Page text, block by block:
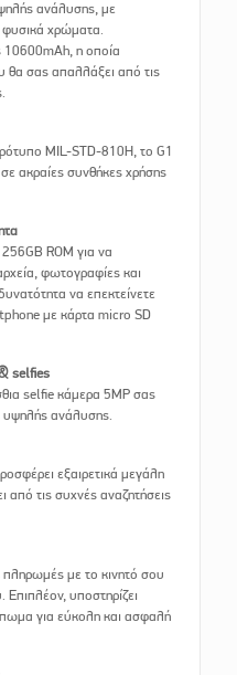
ανάλυσης, με
φυσικά χρώματα.
10600mAh, η οποία
θα σας απαλλάξει από τις
MIL-STD-810H, το G1
ακραίες συνθήκες χρήσης
ROM για να
φωτογραφίες και
να επεκτείνετε
με κάρτα micro SD
selfies
selfie κάμερα 5MP σας
υψηλής ανάλυσης.
εξαιρετικά μεγάλη
τις συχνές αναζητήσεις
με το κινητό σου
υποστηρίζει
για εύκολη και ασφαλή